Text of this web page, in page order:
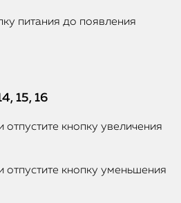
питания до появления
15, 16
кнопку увеличения
отпустите кнопку уменьшения